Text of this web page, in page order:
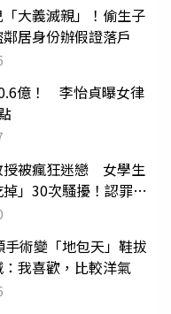
大義滅親」！偷生子
居身份辦假證落戶
億！ 李怡貞曝女律
授被瘋狂迷戀 女學生
」30次騷擾！認罪免
術變「地包天」鞋拔
我喜歡，比較洋氣